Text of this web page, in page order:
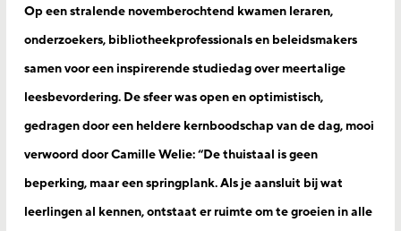
Op een stralende novemberochtend kwamen leraren,
onderzoekers, bibliotheekprofessionals en beleidsmakers
samen voor een inspirerende studiedag over meertalige
leesbevordering. De sfeer was open en optimistisch,
gedragen door een heldere kernboodschap van de dag, mooi
verwoord door Camille Welie: “De thuistaal is geen
beperking, maar een springplank. Als je aansluit bij wat
leerlingen al kennen, ontstaat er ruimte om te groeien in alle